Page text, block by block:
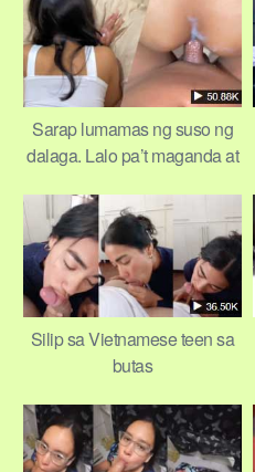
Sarap lumamas ng suso ng
dalaga. Lalo pa’t maganda at
Silip sa Vietnamese teen sa
butas